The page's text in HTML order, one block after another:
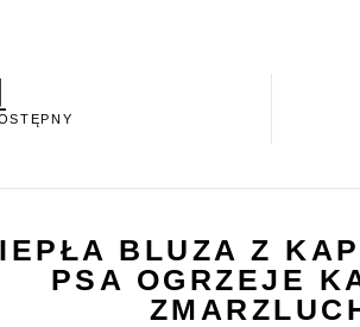
BLUZA Z
PSA OGRZEJE